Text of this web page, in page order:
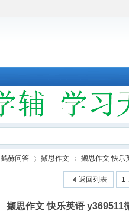
鹤赫问答
›
撷思作文
›
撷思作文 快乐
1
返回列表
撷思作文 快乐英语 y369511